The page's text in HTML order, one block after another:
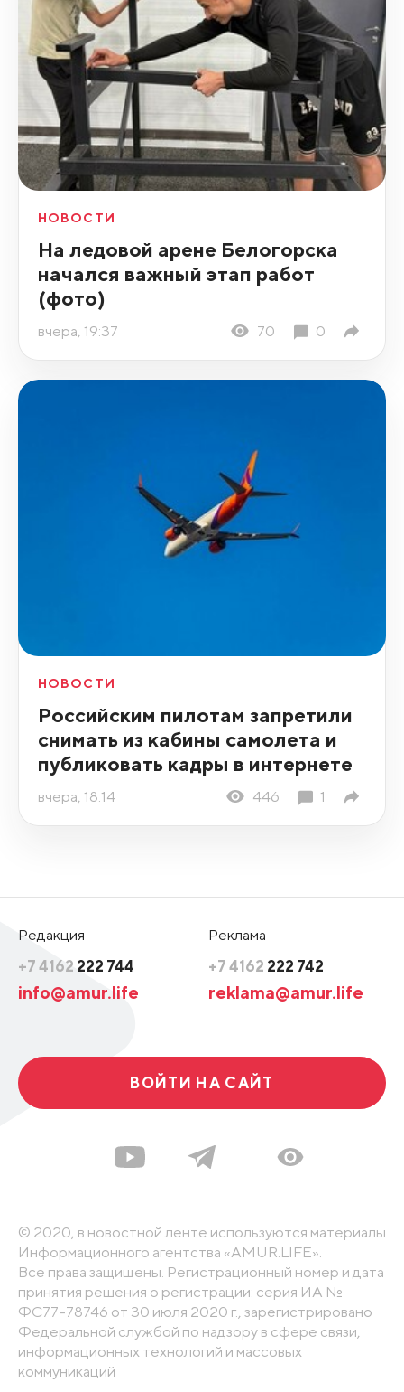
НОВОСТИ
На ледовой арене Белогорска
начался важный этап работ
(фото)
вчера, 19:37 70 0
НОВОСТИ
Российским пилотам запретили
снимать из кабины самолета и
публиковать кадры в интернете
вчера, 18:14 446 1
Редакция
+7 4162 222 744
info@amur.life
Реклама
+7 4162 222 742
reklama@amur.life
ВОЙТИ НА САЙТ
© 2020, в новостной ленте используются материалы
Информационного агентства «AMUR.LIFE».
Все права защищены. Регистрационный номер и дата
принятия решения о регистрации: серия ИА №
ФС77-78746 от 30 июля 2020 г., зарегистрировано
Федеральной службой по надзору в сфере связи,
информационных технологий и массовых
коммуникаций